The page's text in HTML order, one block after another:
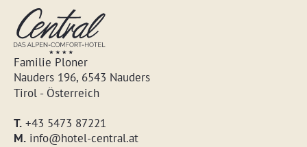
Familie Ploner
Nauders 196, 6543 Nauders
Tirol - Österreich
T. +43 5473 87221
M. info@hotel-central.at